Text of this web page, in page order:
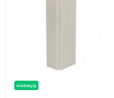
мавжуд